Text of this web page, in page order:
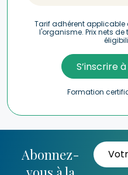
Tarif adhérent applicable
l'organisme. Prix nets
S’inscrire
Formation
Abonnez-